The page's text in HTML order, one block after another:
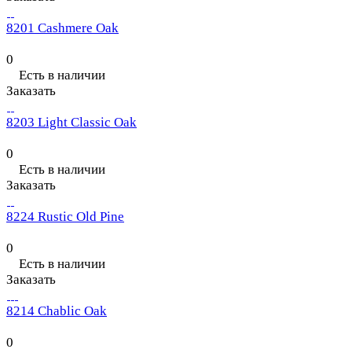
8201 Cashmere Oak
0
Есть в наличии
Заказать
8203 Light Classic Oak
0
Есть в наличии
Заказать
8224 Rustic Old Pine
0
Есть в наличии
Заказать
8214 Chablic Oak
0